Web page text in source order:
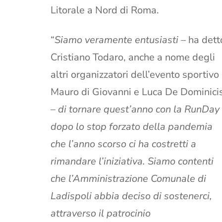
Litorale a Nord di Roma.
“Siamo veramente entusiasti– ha
Cristiano Todaro, anche a nome degli
altri organizzatori dell’evento sportivo
Mauro di Giovanni e Luca De
– di tornare quest’anno con la RunDay
dopo lo stop forzato della pandemia
che l’anno scorso ci ha costretti a
rimandare l’iniziativa. Siamo contenti
che l’Amministrazione Comunale di
Ladispoli abbia deciso di sostenerci,
attraverso il patrocinio